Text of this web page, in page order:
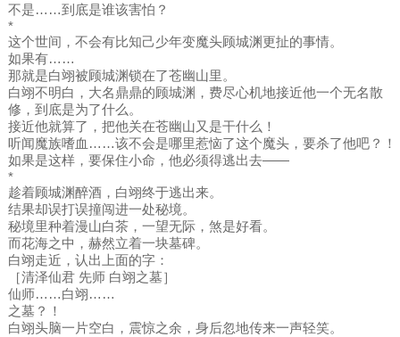
不是……到底是谁该害怕？
*
这个世间，不会有比知己少年变魔头顾城渊更扯的事情。
如果有……
那就是白翊被顾城渊锁在了苍幽山里。
白翊不明白，大名鼎鼎的顾城渊，费尽心机地接近他一个无名散
修，到底是为了什么。
接近他就算了，把他关在苍幽山又是干什么！
听闻魔族嗜血……该不会是哪里惹恼了这个魔头，要杀了他吧？！
如果是这样，要保住小命，他必须得逃出去——
*
趁着顾城渊醉酒，白翊终于逃出来。
结果却误打误撞闯进一处秘境。
秘境里种着漫山白茶，一望无际，煞是好看。
而花海之中，赫然立着一块墓碑。
白翊走近，认出上面的字：
［清泽仙君 先师 白翊之墓］
仙师……白翊……
之墓？！
白翊头脑一片空白，震惊之余，身后忽地传来一声轻笑。